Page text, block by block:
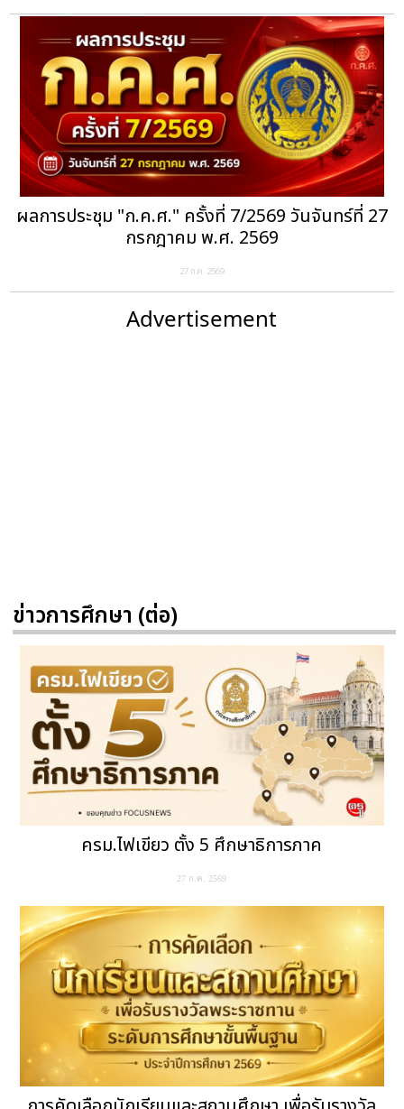
ผลการประชุม "ก.ค.ศ." ครั้งที่ 7/2569 วันจันทร์ที่ 27
กรกฎาคม พ.ศ. 2569
27 ก.ค. 2569
Advertisement
ข่าวการศึกษา (ต่อ)
ครม.ไฟเขียว ตั้ง 5 ศึกษาธิการภาค
27 ก.ค. 2569